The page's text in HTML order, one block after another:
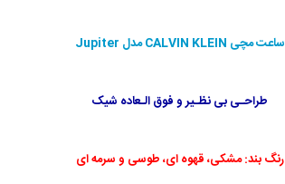
ساعت مچی CALVIN KLEIN مدل Jupiter
طراحـی بی نظـیر و فوق الـعاده شیک
رنگ بند: مشکی، قهوه ای، طوسی و سرمه ای